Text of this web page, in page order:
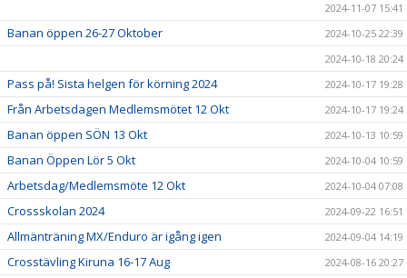
2024-11-07 15:41
Banan öppen 26-27 Oktober
2024-10-25 22:39
2024-10-18 20:24
Pass på! Sista helgen för körning 2024 2024-10-17 19:28
Från Arbetsdagen Medlemsmötet 12 Okt 2024-10-17 19:24
Banan öppen SÖN 13 Okt 2024-10-13 10:59
Banan Öppen Lör 5 Okt 2024-10-04 10:59
Arbetsdag/Medlemsmöte 12 Okt 2024-10-04 07:08
Crossskolan 2024 2024-09-22 16:51
Allmänträning MX/Enduro är igång igen 2024-09-04 14:19
Crosstävling Kiruna 16-17 Aug
2024-08-16 20:27